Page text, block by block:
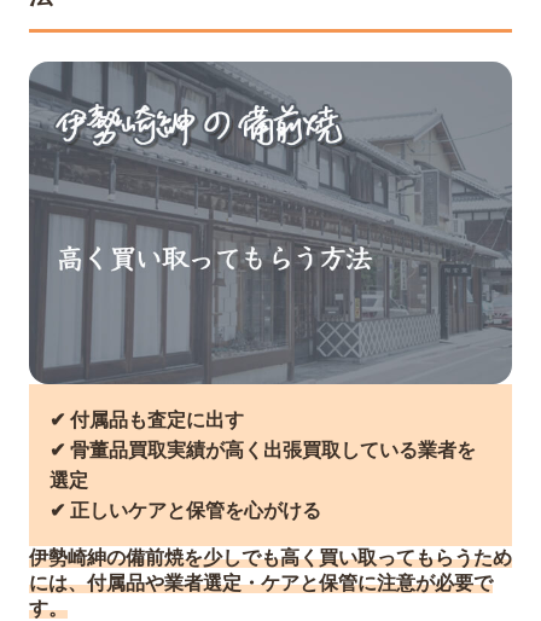
✔︎ 付属品も査定に出す
✔︎ 骨董品買取実績が高く出張買取している業者を
選定
✔︎ 正しいケアと保管を心がける
伊勢崎紳の備前焼を少しでも高く買い取ってもらうため
には、付属品や業者選定・ケアと保管に注意が必要で
す。